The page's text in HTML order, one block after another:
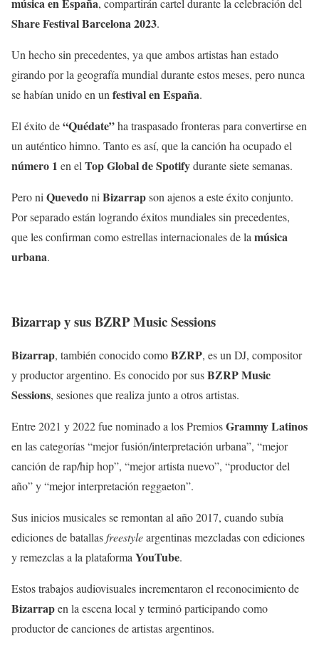
música en España, compartirán cartel durante la celebración del
Share Festival Barcelona 2023.
Un hecho sin precedentes, ya que ambos artistas han estado
girando por la geografía mundial durante estos meses, pero nunca
se habían unido en unfestival en España.
El éxito de“Quédate”ha traspasado fronteras para convertirse en
un auténtico himno. Tanto es así, que la canción ha ocupado el
número 1 en elTop Global de Spotifydurante siete semanas.
Pero niQuevedoniBizarrapson ajenos a este éxito conjunto.
Por separado están logrando éxitos mundiales sin precedentes,
que les confirman como estrellas internacionales de lamúsica
urbana.
Bizarrap y sus BZRP Music Sessions
Bizarrap, también conocido comoBZRP, es un DJ, compositor
y productor argentino. Es conocido por susBZRP Music
Sessions, sesiones que realiza junto a otros artistas.
Entre 2021 y 2022 fue nominado a los PremiosGrammy Latinos
en las categorías “mejor fusión/interpretación urbana”, “mejor
canción de rap/hip hop”, “mejor artista nuevo”, “productor del
año” y “mejor interpretación reggaeton”.
Sus inicios musicales se remontan al año 2017, cuando subía
ediciones de batallasfreestyleargentinas mezcladas con ediciones
y remezclas a la plataforma YouTube.
Estos trabajos audiovisuales incrementaron el reconocimiento de
Bizarrapen la escena local y terminó participando como
productor de canciones de artistas argentinos.